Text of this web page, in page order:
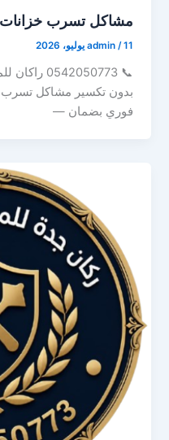
مشاكل تسرب خزانات
admin /11 يوليو، 2026
📞
بدون تكسير مشاكل تسرب
فوري بضمان —